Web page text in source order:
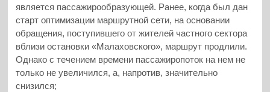
является пассажирообразующей. Ранее, когда был дан
старт оптимизации маршрутной сети, на основании
обращения, поступившего от жителей частного сектора
вблизи остановки «Малаховского», маршрут продлили.
Однако с течением времени пассажиропоток на нем не
только не увеличился, а, напротив, значительно
снизился;